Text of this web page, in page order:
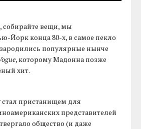
собирайте вещи, мы
Йорк конца 80-х, в самое пекло
популярные нынче
, которому Мадонна позже
хит.
стал пристанищем для
представителей
общество (и даже